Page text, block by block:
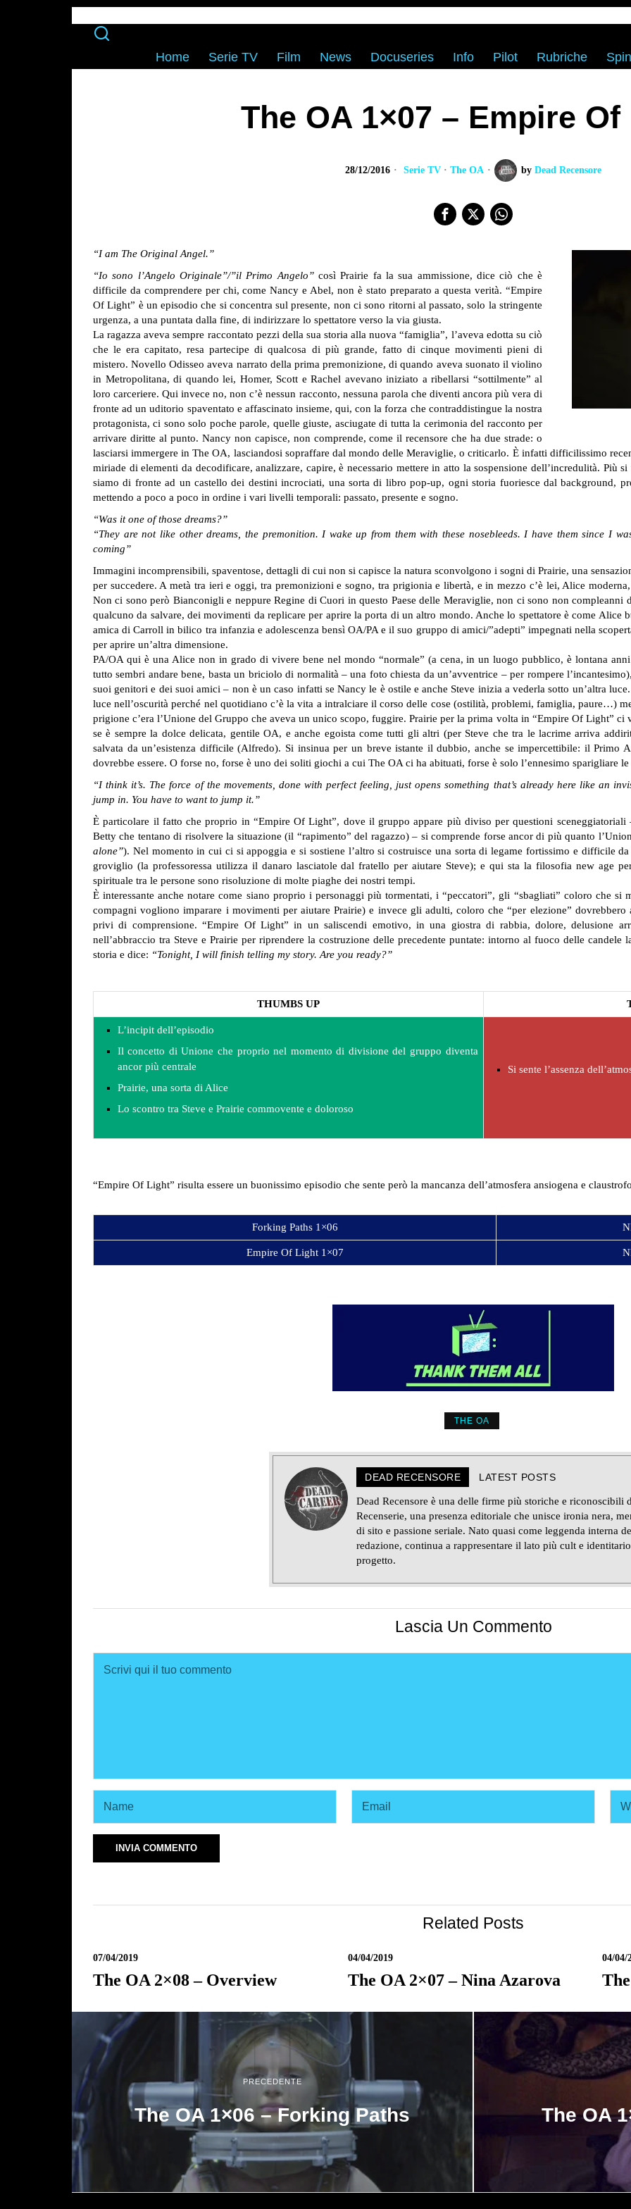
Home Serie TV Film News Docuseries Info Pilot Rubriche
The OA 1×07 – Empire
28/12/2016 Serie TV · The OA by Dead Recensore
“I am The Original Angel.”
“Io sono l’Angelo Originale”/”il Primo Angelo”così Prairie fa la sua ammissione, dice ciò che è
difficile da comprendere per chi, come Nancy e Abel, non è stato preparato a questa verità. “Empire
Of Light” è un episodio che si concentra sul presente, non ci sono ritorni al passato, solo la stringente
urgenza, a una puntata dalla fine, di indirizzare lo spettatore verso la via giusta.
La ragazza aveva sempre raccontato pezzi della sua storia alla nuova “famiglia”, l’aveva edotta su ciò
che le era capitato, resa partecipe di qualcosa di più grande, fatto di cinque movimenti pieni di
mistero. Novello Odisseo aveva narrato della prima premonizione, di quando aveva suonato il violino
in Metropolitana, di quando lei, Homer, Scott e Rachel avevano iniziato a ribellarsi “sottilmente” al
loro carceriere. Qui invece no, non c’è nessun racconto, nessuna parola che diventi ancora più vera di
fronte ad un uditorio spaventato e affascinato insieme, qui, con la forza che contraddistingue la nostra
protagonista, ci sono solo poche parole, quelle giuste, asciugate di tutta la cerimonia del racconto per
arrivare diritte al punto. Nancy non capisce, non comprende, come il recensore che ha due strade: o
lasciarsi immergere in The OA, lasciandosi sopraffare dal mondo delle Meraviglie, o criticarlo. È infatti difficilissimo
miriade di elementi da decodificare, analizzare, capire, è necessario mettere in atto la sospensione dell’incredulità. Più
siamo di fronte ad un castello dei destini incrociati, una sorta di libro pop-up, ogni storia fuoriesce dal background,
mettendo a poco a poco in ordine i vari livelli temporali: passato, presente e sogno.
“Was it one of those dreams?”
“They are not like other dreams, the premonition. I wake up from them with these nosebleeds. I have them since I
coming”
Immagini incomprensibili, spaventose, dettagli di cui non si capisce la natura sconvolgono i sogni di Prairie, una
per succedere. A metà tra ieri e oggi, tra premonizioni e sogno, tra prigionia e libertà, e in mezzo c’è lei, Alice
Non ci sono però Bianconigli e neppure Regine di Cuori in questo Paese delle Meraviglie, non ci sono non compleanni
qualcuno da salvare, dei movimenti da replicare per aprire la porta di un altro mondo. Anche lo spettatore è come Alice
amica di Carroll in bilico tra infanzia e adolescenza bensì OA/PA e il suo gruppo di amici/”adepti” impegnati nella
per aprire un’altra dimensione.
PA/OA qui è una Alice non in grado di vivere bene nel mondo “normale” (a cena, in un luogo pubblico, è lontana
tutto sembri andare bene, basta un briciolo di normalità – una foto chiesta da un’avventrice – per rompere
suoi genitori e dei suoi amici – non è un caso infatti se Nancy le è ostile e anche Steve inizia a vederla sotto un’altra luce.
luce nell’oscurità perché nel quotidiano c’è la vita a intralciare il corso delle cose (ostilità, problemi, famiglia, paure…)
prigione c’era l’Unione del Gruppo che aveva un unico scopo, fuggire. Prairie per la prima volta in “Empire Of Light” ci
se è sempre la dolce delicata, gentile OA, e anche egoista come tutti gli altri (per Steve che tra le lacrime arriva
salvata da un’esistenza difficile (Alfredo). Si insinua per un breve istante il dubbio, anche se impercettibile: il Primo
dovrebbe essere. O forse no, forse è uno dei soliti giochi a cui The OA ci ha abituati, forse è solo l’ennesimo sparigliare le
“I think it’s. The force of the movements, done with perfect feeling, just opens something that’s already here like an
jump in. You have to want to jump it.”
È particolare il fatto che proprio in “Empire Of Light”, dove il gruppo appare più diviso per questioni sceneggiatoriali
Betty che tentano di risolvere la situazione (il “rapimento” del ragazzo) – si comprende forse ancor di più quanto
alone”). Nel momento in cui ci si appoggia e si sostiene l’altro si costruisce una sorta di legame fortissimo e difficile
groviglio (la professoressa utilizza il danaro lasciatole dal fratello per aiutare Steve); e qui sta la filosofia new age
spirituale tra le persone sono risoluzione di molte piaghe dei nostri tempi.
È interessante anche notare come siano proprio i personaggi più tormentati, i “peccatori”, gli “sbagliati” coloro che
compagni vogliono imparare i movimenti per aiutare Prairie) e invece gli adulti, coloro che “per elezione” dovrebbero
privi di comprensione. “Empire Of Light” in un saliscendi emotivo, in una giostra di rabbia, dolore, delusione
nell’abbraccio tra Steve e Prairie per riprendere la costruzione delle precedente puntate: intorno al fuoco delle candele
storia e dice: “Tonight, I will finish telling my story. Are you ready?”
THUMBS UP
L’incipit dell’episodio
Il concetto di Unione che proprio nel momento di divisione del gruppo diventa
ancor più centrale
Prairie, una sorta di Alice
Lo scontro tra Steve e Prairie commovente e doloroso
Si sente l’assenza
“Empire Of Light” risulta essere un buonissimo episodio che sente però la mancanza dell’atmosfera ansiogena e
Forking Paths 1×06
Empire Of Light 1×07
THE OA
DEAD RECENSORE LATEST POSTS
Dead Recensore è una delle firme più storiche e riconoscibili
Recenserie, una presenza editoriale che unisce ironia nera,
di sito e passione seriale. Nato quasi come leggenda interna
redazione, continua a rappresentare il lato più cult e
progetto.
Lascia Un Commento
Related Posts
07/04/2019
The OA 2×08 – Overview
04/04/2019
The OA 2×07 – Nina Azarova
04/04/
PRECEDENTE
The OA 1×06 – Forking Paths The OA